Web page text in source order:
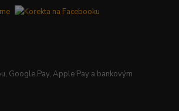
Google Pay, Apple Pay a bankovým